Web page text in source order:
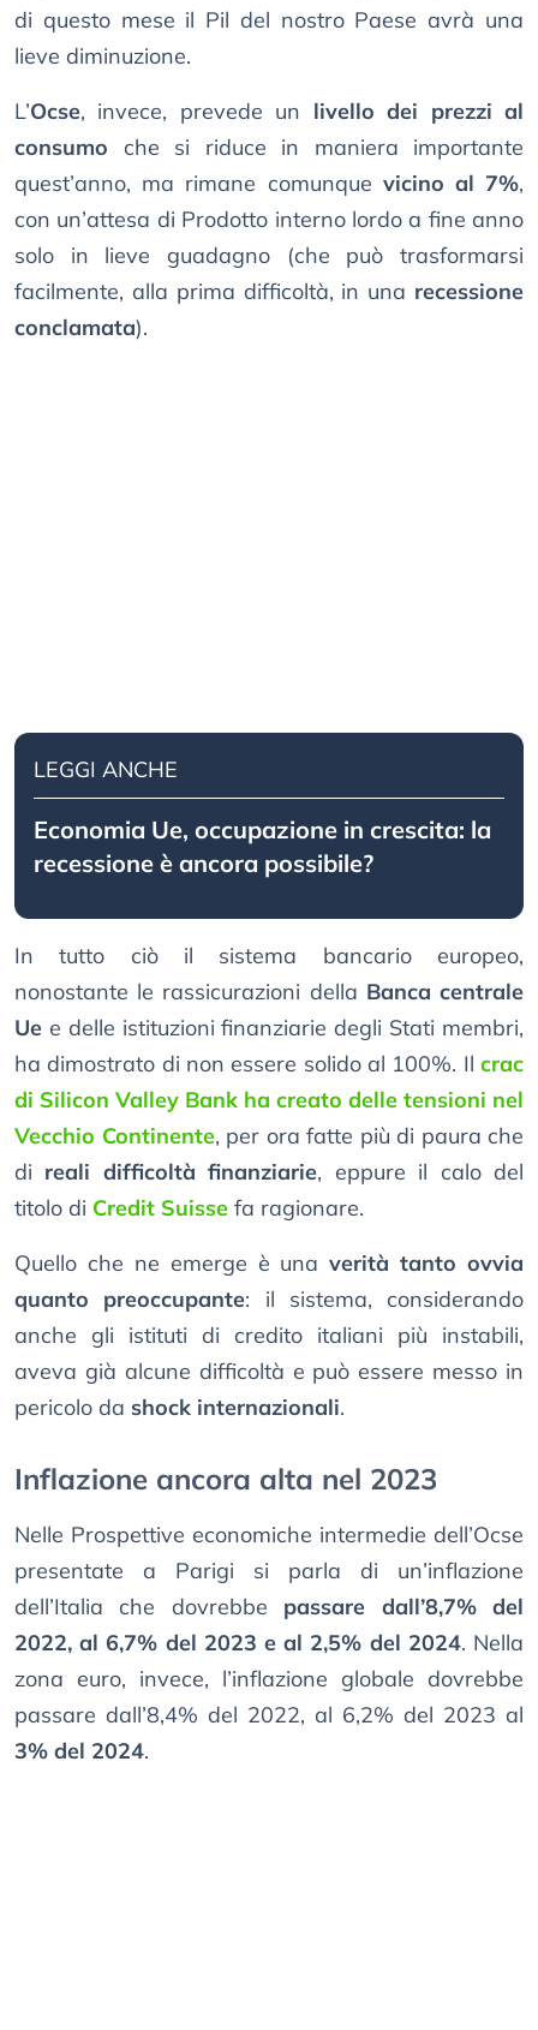
di questo mese il Pil del nostro Paese avrà una
lieve diminuzione.
L’Ocse, invece, prevede un livello dei prezzi al
consumo che si riduce in maniera importante
quest’anno, ma rimane comunque vicino al 7%,
con un’attesa di Prodotto interno lordo a fine anno
solo in lieve guadagno (che può trasformarsi
facilmente, alla prima difficoltà, in una recessione
conclamata).
LEGGI ANCHE
Economia Ue, occupazione in crescita: la
recessione è ancora possibile?
In tutto ciò il sistema bancario europeo,
nonostante le rassicurazioni della Banca centrale
Ue e delle istituzioni finanziarie degli Stati membri,
ha dimostrato di non essere solido al 100%. Il crac
di Silicon Valley Bank ha creato delle tensioni nel
Vecchio Continente, per ora fatte più di paura che
di reali difficoltà finanziarie, eppure il calo del
titolo di Credit Suisse fa ragionare.
Quello che ne emerge è unaverità tanto ovvia
quanto preoccupante: il sistema, considerando
anche gli istituti di credito italiani più instabili,
aveva già alcune difficoltà e può essere messo in
pericolo da shock internazionali.
Inflazione ancora alta nel 2023
Nelle Prospettive economiche intermedie dell’Ocse
presentate a Parigi si parla di un’inflazione
dell’Italia che dovrebbe passare dall’8,7% del
2022, al 6,7% del 2023 e al 2,5% del 2024. Nella
zona euro, invece, l’inflazione globale dovrebbe
passare dall’8,4% del 2022, al 6,2% del 2023 al
3% del 2024.